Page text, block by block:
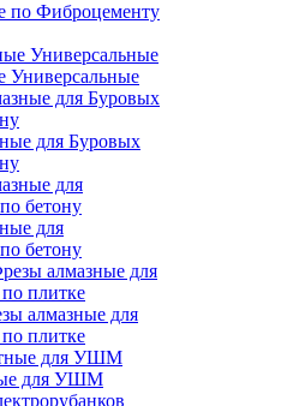
по Фиброцементу
Универсальные
для Буровых
для
бетону
алмазные для
плитке
для УШМ